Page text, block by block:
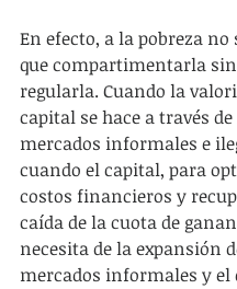
En efecto, a la pobreza no
que compartimentarla
regularla. Cuando la
capital se hace a través de
mercados informales e
cuando el capital, para
costos financieros y
caída de la cuota de
necesita de la expansión
mercados informales y el